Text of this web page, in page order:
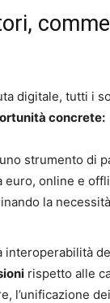
digitale, tutti i
concrete:
strumento di
euro, online e
la
interoperabilità
rispetto alle
l’unificazione